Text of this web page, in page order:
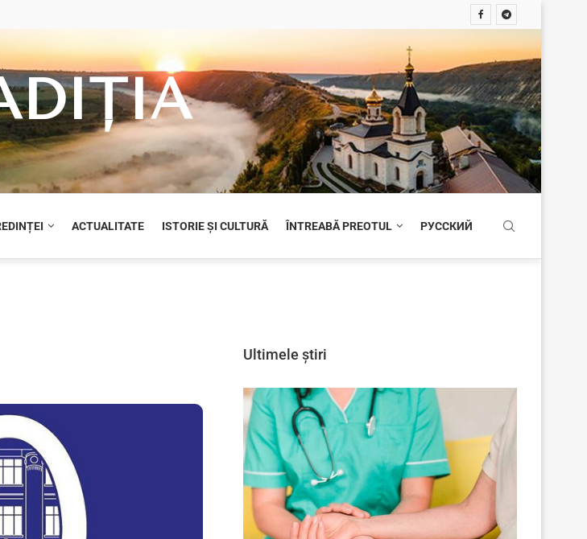
ACTUALITATE ISTORIE ȘI CULTURĂ ÎNTREABĂ PREOTUL РУССКИЙ
Ultimele știri